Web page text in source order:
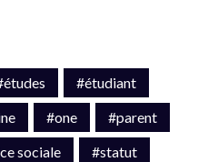
#étudiant
#one
#parent
sociale
#statut